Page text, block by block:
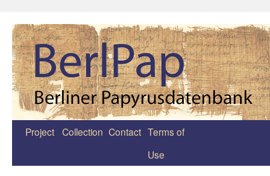
Zum
Project Collection Contact Terms of
Use